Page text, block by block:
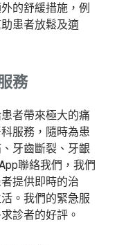
的舒緩措施，例
患者放鬆及適
務
者帶來極大的痛
服務，隨時為患
牙齒斷裂、牙齦
聯絡我們，我們
提供即時的治
。我們的緊急服
診者的好評。